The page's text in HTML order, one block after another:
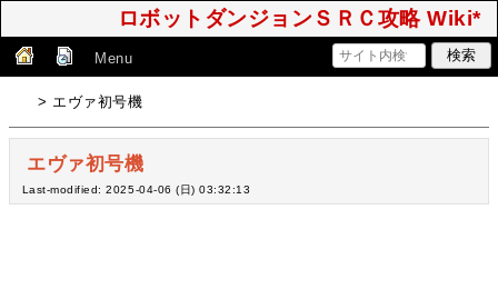
ロボットダンジョンＳＲＣ攻略 Wiki*
Menu
> エヴァ初号機
エヴァ初号機
Last-modified: 2025-04-06 (日) 03:32:13